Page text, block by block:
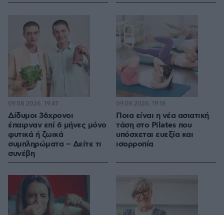
Δίδυμοι 36χρονοι
έπαιρναν επί 6 μήνες μόνο
φυτικά ή ζωικά
συμπληρώματα – Δείτε τι
συνέβη
09.08.2026, 19:47
Ποια είναι η νέα ασιατική
τάση στο Pilates που
υπόσχεται ευεξία και
ισορροπία
09.08.2026, 19:18